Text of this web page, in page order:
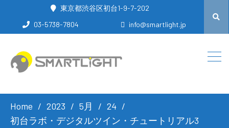
東京都渋谷区初台1-9-7-202
03-5738-7804
info@smartlight.jp
Home 2023 5月
24
初台ラボ・デジタルツイン・チュートリアル3